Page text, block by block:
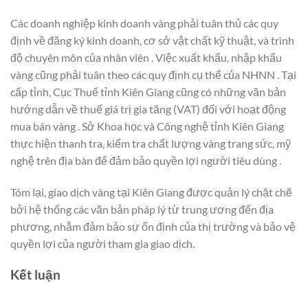
Các doanh nghiệp kinh doanh vàng phải tuân thủ các quy
định về đăng ký kinh doanh, cơ sở vật chất kỹ thuật, và trình
độ chuyên môn của nhân viên . Việc xuất khẩu, nhập khẩu
vàng cũng phải tuân theo các quy định cụ thể của NHNN . Tại
cấp tỉnh, Cục Thuế tỉnh Kiên Giang cũng có những văn bản
hướng dẫn về thuế giá trị gia tăng (VAT) đối với hoạt động
mua bán vàng . Sở Khoa học và Công nghệ tỉnh Kiên Giang
thực hiện thanh tra, kiểm tra chất lượng vàng trang sức, mỹ
nghệ trên địa bàn để đảm bảo quyền lợi người tiêu dùng .
Tóm lại, giao dịch vàng tại Kiên Giang được quản lý chặt chẽ
bởi hệ thống các văn bản pháp lý từ trung ương đến địa
phương, nhằm đảm bảo sự ổn định của thị trường và bảo vệ
quyền lợi của người tham gia giao dịch.
Kết luận